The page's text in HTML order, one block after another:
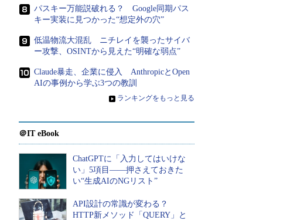
パスキー万能説破れる？ Google同期パス
キー実装に見つかった“想定外の穴”
低温物流大混乱 ニチレイを襲ったサイバ
ー攻撃、OSINTから見えた“明確な弱点”
Claude暴走、企業に侵入 AnthropicとOpen
AIの事例から学ぶ3つの教訓
» ランキングをもっと見る
＠IT eBook
ChatGPTに「入力してはいけな
い」5項目――押さえておきた
い“生成AIのNGリスト”
API設計の常識が変わる？
HTTP新メソッド「QUERY」と